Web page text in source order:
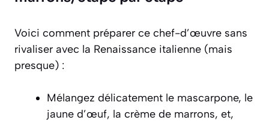
Voici comment préparer ce chef-d’œuvre sans
rivaliser avec la Renaissance italienne (mais
presque) :
Mélangez délicatement le mascarpone, le
jaune d’œuf, la crème de marrons, et,